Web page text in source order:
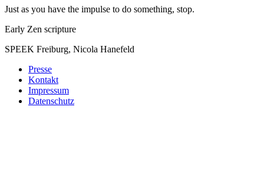
Just as you have the impulse to do something, stop.
Early Zen scripture
SPEEK Freiburg, Nicola Hanefeld
Presse
Kontakt
Impressum
Datenschutz